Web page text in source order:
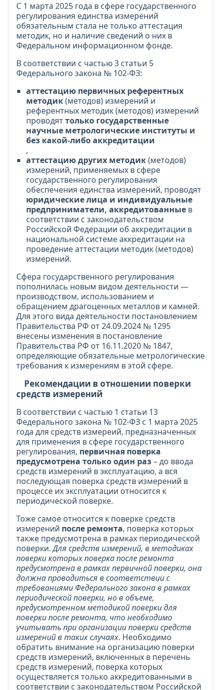
С 1 марта 2025 года в сфере государственного
регулирования единства измерений
обязательным стала не только аттестация
методик, но и наличие сведений о них в
Федеральном информационном фонде.
В соответствии с частью 3 статьи 5
Федерального закона № 102-ФЗ:
аттестацию первичных референтных
методик(методов) измерений и
референтных методик (методов) измерений
проводяттолько государственные
научные метрологические институты и
без какой-либо аккредитации
,
аттестацию других методик(методов)
измерений, применяемых в сфере
государственного регулирования
обеспечения единства измерений, проводят
юридические лица и индивидуальные
предприниматели, аккредитованные в
соответствии с законодательством
Российской Федерации об аккредитации в
национальной системе аккредитации на
проведение аттестации методик (методов)
измерений.
Сфера государственного регулирования
пополнилась новым видом деятельности —
производством, использованием и
обращением драгоценных металлов и камней.
Для этого вида деятельности постановлением
Правительства РФ от 24.09.2024 № 1295
внесены изменения в постановление
Правительства РФ от 16.11.2020 № 1847,
определяющие обязательные метрологические
требования к измерениям в этой сфере.
Рекомендации в отношении поверки
средств измерений
В соответствии с частью 1 статьи 13
Федерального закона № 102-ФЗ с 1 марта 2025
года для средств измереий, предназначенных
для применения в сфере государственного
регулирования, первичная поверка
предусмотрена только один раз– до ввода
средств измерений в эксплуатацию, а вся
последующая поверка средств измерений в
процессе их эксплуатации относится к
периодической поверке.
Тоже самое относится к поверке средств
измерений после ремонта, поверка которых
также предусмотрена в рамках периодической
поверки.Для средств измерений, в методиках
поверки которых поверка после ремонта
предусмотрена в рамках первичной поверки, она
должна проводиться в соответствии с
требованиями Федерального закона в рамках
периодической поверки, но в объеме,
предусмотренном методикой поверки для
поверки после ремонта, что необходимо
учитывать при организации поверки средств
измерений в таких случаях. Необходимо
обратить внимание на организацию поверки
средств измерений, включенных в перечень
средств измерений, поверка которых
осуществляется только аккредитованными в
соответствии с законодательством Российской